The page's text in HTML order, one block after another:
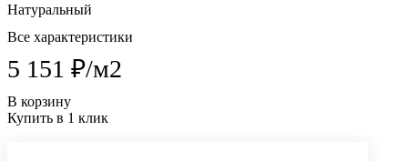
Натуральный
Все характеристики
5 151 ₽/м2
В корзину
Купить в 1 клик